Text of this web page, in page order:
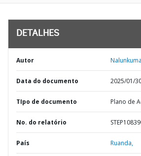
DETALHES
Autor
Data do documento 2025/01/
TIpo de documento Plano de
No. do relatório
País Ruanda,